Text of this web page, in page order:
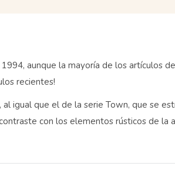
aunque la mayoría de los artículos
recientes!
igual que el de la serie Town, que se
con los elementos rústicos de